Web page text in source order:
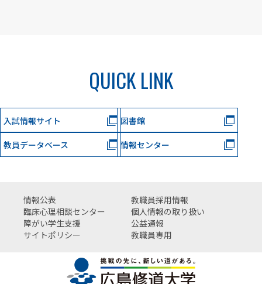
QUICK LINK
入試情報サイト 図書館
教員データベース 情報センター
情報公表
教職員採用情報
臨床心理相談センター
個人情報の取り扱い
障がい学生支援
公益通報
サイトポリシー
教職員専用